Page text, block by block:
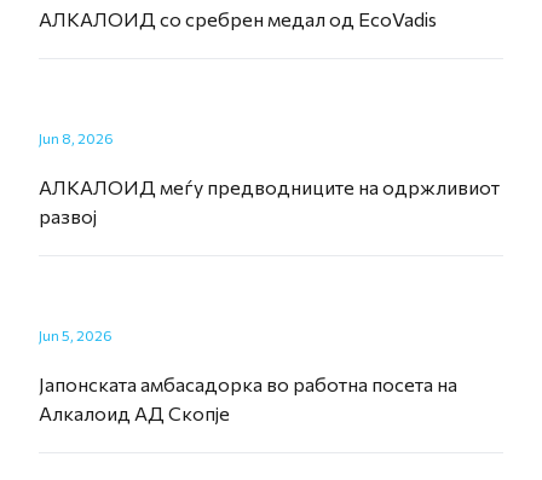
АЛКАЛОИД со сребрен медал од EcoVadis
Jun 8, 2026
АЛКАЛОИД меѓу предводниците на одржливиот
развој
Jun 5, 2026
Јапонската амбасадорка во работна посета на
Алкалоид АД Скопје